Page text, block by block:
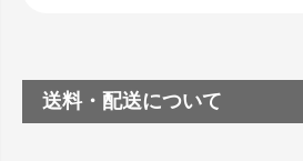
送料・配送について